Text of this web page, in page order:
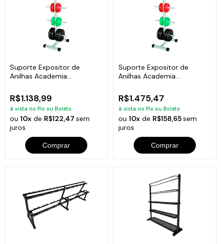
Suporte Expositor de
Anilhas Academia
R$1.138,99
à vista no Pix ou Boleto
ou10x de R$122,47sem
juros
Comprar
Suporte Expositor de
Anilhas Academia
R$1.475,47
à vista no Pix ou Boleto
ou 10xde R$158,65sem
juros
Comprar